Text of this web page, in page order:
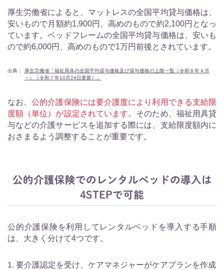
厚生労働省によると、マットレスの全国平均貸与価格は、
安いもので月額約1,900円、高めのもので約2,100円となっ
ています。ベッドフレームの全国平均貸与価格は、安いも
ので約6,000円、高めのもので1万円前後とされています。
出典： 厚生労働省「福祉用具の全国平均貸与価格及び貸与価格の上限一覧（令和８年４月
～）（令和７年10月24日更新）」
なお、公的介護保険には要介護度により利用できる支給限
度額（単位）が設定されています。 そのため、福祉用具貸
与などの介護サービスを追加する際には、支給限度額内に
おさまるよう調整することが重要です。
公的介護保険でのレンタルベッドの導入は
4STEPで可能
公的介護保険を利用してレンタルベッドを導入する手順
は、大きく分けて4つです。
要介護認定を受け、ケアマネジャーがケアプランを作成